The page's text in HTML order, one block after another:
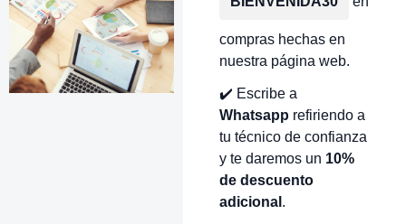
compras hechas en
nuestra página web.
✔️ Escribe a
Whatsapp refiriendo a
tu técnico de confianza
y te daremos un 10%
de descuento
adicional .